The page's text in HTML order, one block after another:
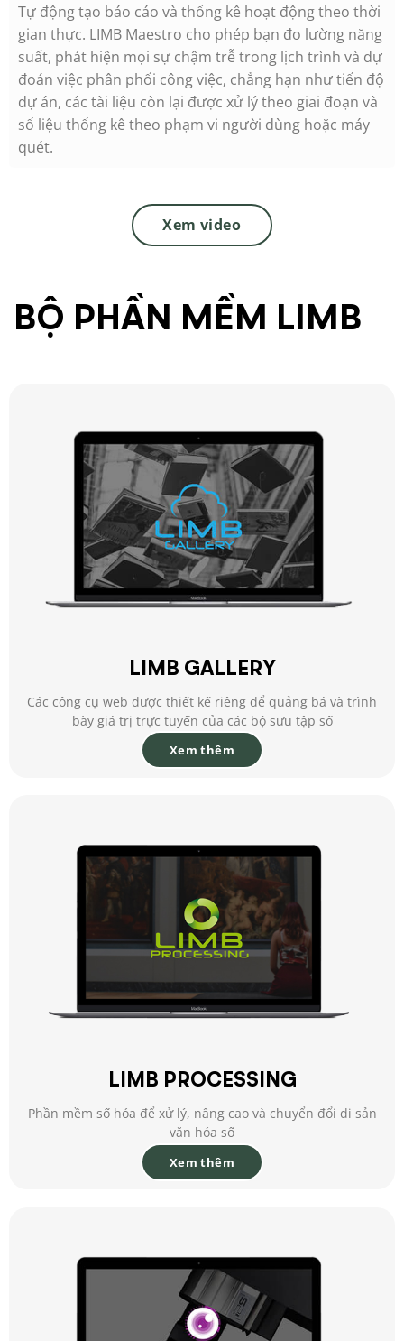
Tự động tạo báo cáo và thống kê hoạt động theo thời
gian thực. LIMB Maestro cho phép bạn đo lường năng
suất, phát hiện mọi sự chậm trễ trong lịch trình và dự
đoán việc phân phối công việc, chẳng hạn như tiến độ
dự án, các tài liệu còn lại được xử lý theo giai đoạn và
số liệu thống kê theo phạm vi người dùng hoặc máy
quét.
Xem video
BỘ PHẦN MỀM LIMB
LIMB GALLERY
Các công cụ web được thiết kế riêng để quảng bá và trình
bày giá trị trực tuyến của các bộ sưu tập số
Xem thêm
LIMB PROCESSING
Phần mềm số hóa để xử lý, nâng cao và chuyển đổi di sản
văn hóa số
Xem thêm